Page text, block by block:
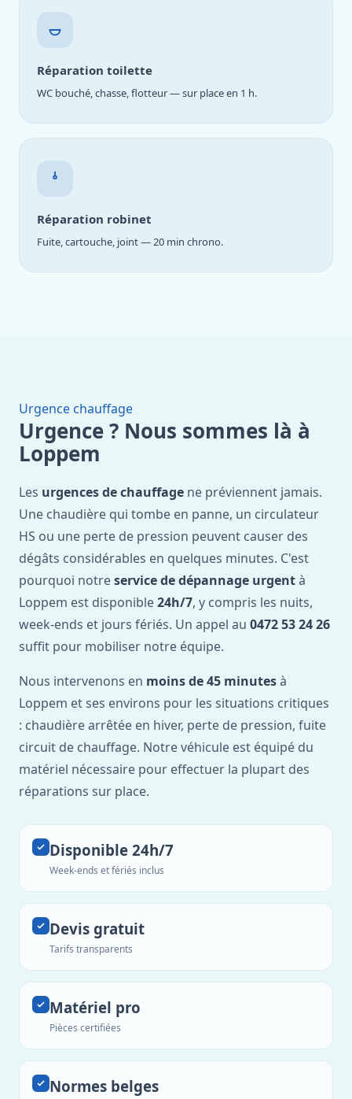
Réparation toilette
WC bouché, chasse, flotteur — sur place en 1 h.
Réparation robinet
Fuite, cartouche, joint — 20 min chrono.
Urgence chauffage
Urgence ? Nous sommes là à
Loppem
Les urgences de chauffage ne préviennent jamais.
Une chaudière qui tombe en panne, un circulateur
HS ou une perte de pression peuvent causer des
dégâts considérables en quelques minutes. C'est
pourquoi notreservice de dépannage urgentà
Loppem est disponible24h/7, y compris les nuits,
week-ends et jours fériés. Un appel au 0472 53 24 26
suffit pour mobiliser notre équipe.
Nous intervenons en moins de 45 minutesà
Loppem et ses environs pour les situations critiques
: chaudière arrêtée en hiver, perte de pression, fuite
circuit de chauffage. Notre véhicule est équipé du
matériel nécessaire pour effectuer la plupart des
réparations sur place.
Disponible 24h/7
Week-ends et fériés inclus
Devis gratuit
Tarifs transparents
Matériel pro
Pièces certifiées
Normes belges